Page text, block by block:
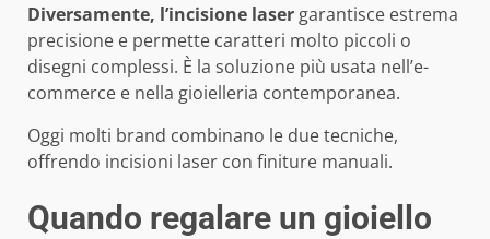
Diversamente, l’incisione laser garantisce estrema
precisione e permette caratteri molto piccoli o
disegni complessi. È la soluzione più usata nell’e-
commerce e nella gioielleria contemporanea.
Oggi molti brand combinano le due tecniche,
offrendo incisioni laser con finiture manuali.
Quando regalare un gioiello